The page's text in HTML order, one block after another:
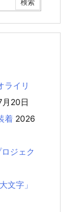
ライリ
20日
着 2026
ジェク
文字」